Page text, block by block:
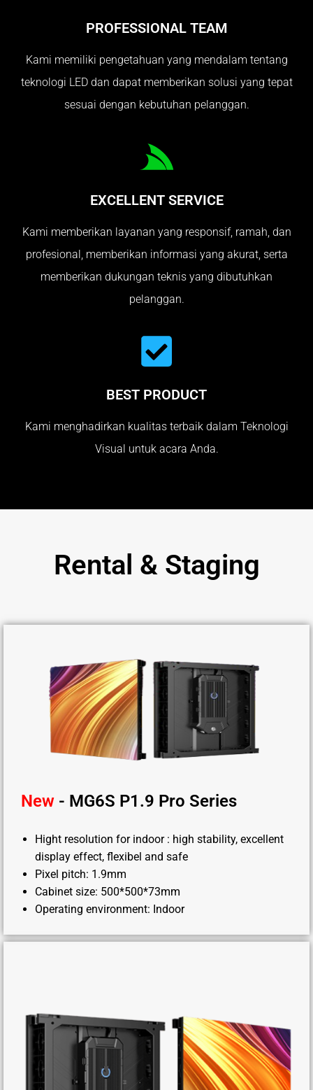
PROFESSIONAL TEAM
Kami memiliki pengetahuan yang mendalam tentang
teknologi LED dan dapat memberikan solusi yang tepat
sesuai dengan kebutuhan pelanggan.
EXCELLENT SERVICE
Kami memberikan layanan yang responsif, ramah, dan
profesional, memberikan informasi yang akurat, serta
memberikan dukungan teknis yang dibutuhkan
pelanggan.
BEST PRODUCT
Kami menghadirkan kualitas terbaik dalam Teknologi
Visual untuk acara Anda.
Rental & Staging
New - MG6S P1.9 Pro Series
Hight resolution for indoor : high stability, excellent
display effect, flexibel and safe
Pixel pitch: 1.9mm
Cabinet size: 500*500*73mm
Operating environment: Indoor